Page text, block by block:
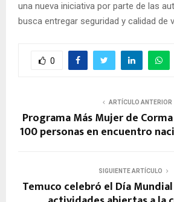
una nueva iniciativa por parte de las
busca entregar seguridad y calidad de
0
ARTÍCULO ANTERIOR
Programa Más Mujer de
100 personas en encuentro
SIGUIENTE ARTÍCULO
Temuco celebró el Día